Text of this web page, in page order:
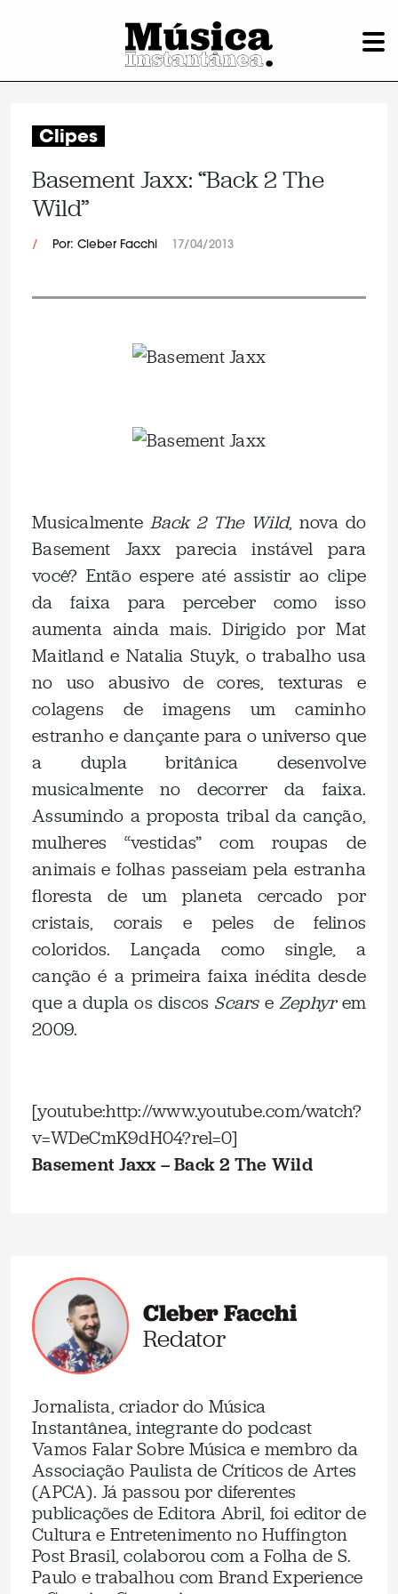
Clipes
Basement Jaxx: “Back 2 The
Wild”
/ Por: Cleber Facchi 17/04/2013
Musicalmente Back 2 The Wild, nova do
Basement Jaxx parecia instável para
você? Então espere até assistir ao clipe
da faixa para perceber como isso
aumenta ainda mais. Dirigido por Mat
Maitland e Natalia Stuyk, o trabalho usa
no uso abusivo de cores, texturas e
colagens de imagens um caminho
estranho e dançante para o universo que
a dupla britânica desenvolve
musicalmente no decorrer da faixa.
Assumindo a proposta tribal da canção,
mulheres “vestidas” com roupas de
animais e folhas passeiam pela estranha
floresta de um planeta cercado por
cristais, corais e peles de felinos
coloridos. Lançada como single, a
canção é a primeira faixa inédita desde
que a dupla os discos Scarse Zephyrem
2009.
[youtube:http://www.youtube.com/watch?
v=WDeCmK9dH04?rel=0]
Basement Jaxx – Back 2 The Wild
Cleber Facchi
Redator
Jornalista, criador do Música
Instantânea, integrante do podcast
Vamos Falar Sobre Música e membro da
Associação Paulista de Críticos de Artes
(APCA). Já passou por diferentes
publicações de Editora Abril, foi editor de
Cultura e Entretenimento no Huffington
Post Brasil, colaborou com a Folha de S.
Paulo e trabalhou com Brand Experience